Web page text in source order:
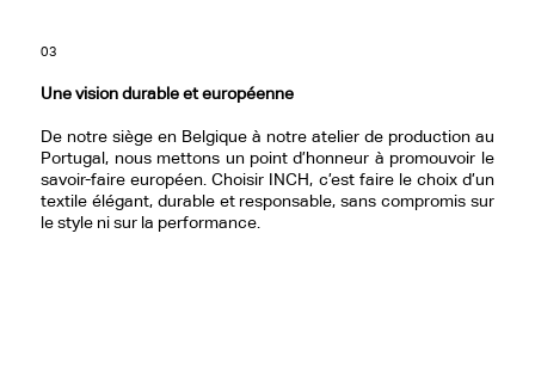
Une vision durable et européenne
De notre siège en Belgique à notre atelier de production au
Portugal, nous mettons un point d’honneur à promouvoir le
savoir-faire européen. Choisir INCH, c’est faire le choix d’un
textile élégant, durable et responsable, sans compromis sur
le style ni sur la performance.
03